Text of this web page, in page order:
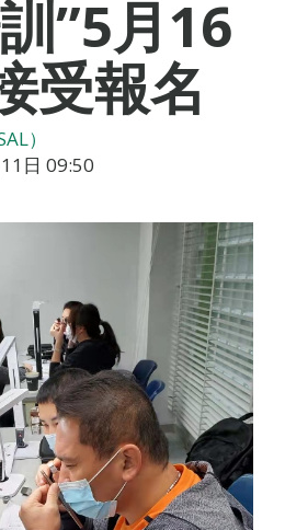
”5月16
受報名
）
日 09:50